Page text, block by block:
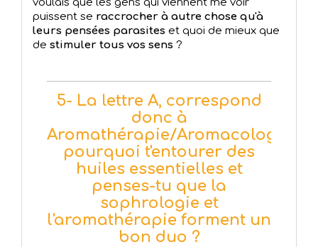
voulais que les gens qui viennent me voir
puissent se raccrocher à autre chose qu'à
leurs pensées parasites et quoi de mieux que
de stimuler tous vos sens ?
5- La lettre A, correspond
donc à
Aromathérapie/Aromacologie,
pourquoi t'entourer des
huiles essentielles et
penses-tu que la
sophrologie et
l'aromathérapie forment un
bon duo ?